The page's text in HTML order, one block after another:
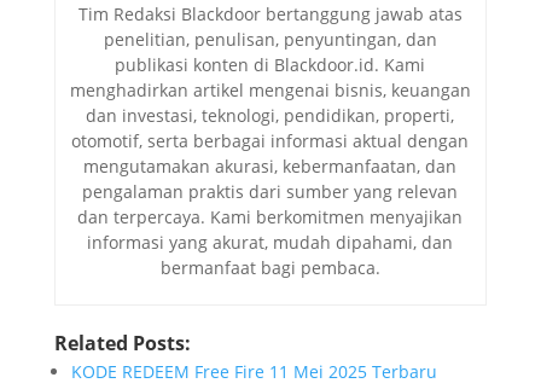
Tim Redaksi Blackdoor bertanggung jawab atas
penelitian, penulisan, penyuntingan, dan
publikasi konten di Blackdoor.id. Kami
menghadirkan artikel mengenai bisnis, keuangan
dan investasi, teknologi, pendidikan, properti,
otomotif, serta berbagai informasi aktual dengan
mengutamakan akurasi, kebermanfaatan, dan
pengalaman praktis dari sumber yang relevan
dan terpercaya. Kami berkomitmen menyajikan
informasi yang akurat, mudah dipahami, dan
bermanfaat bagi pembaca.
Related Posts:
KODE REDEEM Free Fire 11 Mei 2025 Terbaru